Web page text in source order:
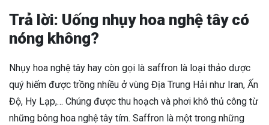
Trả lời: Uống nhụy hoa nghệ tây có
nóng không?
Nhụy hoa nghệ tây hay còn gọi là saffron là loại thảo dược
quý hiếm được trồng nhiều ở vùng Địa Trung Hải như Iran, Ấn
Độ, Hy Lạp,… Chúng được thu hoạch và phơi khô thủ công từ
những bông hoa nghệ tây tím. Saffron là một trong những